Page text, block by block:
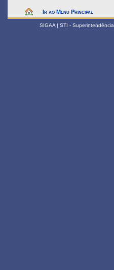
Ir ao Menu Principal
SIGAA | STI -